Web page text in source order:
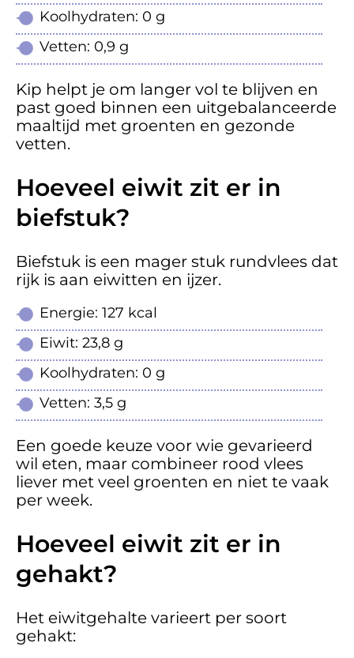
Koolhydraten: 0 g
Vetten: 0,9 g
Kip helpt je om langer vol te blijven en
past goed binnen een uitgebalanceerde
maaltijd met groenten en gezonde
vetten.
Hoeveel eiwit zit er in
biefstuk?
Biefstuk is een mager stuk rundvlees dat
rijk is aan eiwitten en ijzer.
Energie: 127 kcal
Eiwit: 23,8 g
Koolhydraten: 0 g
Vetten: 3,5 g
Een goede keuze voor wie gevarieerd
wil eten, maar combineer rood vlees
liever met veel groenten en niet te vaak
per week.
Hoeveel eiwit zit er in
gehakt?
Het eiwitgehalte varieert per soort
gehakt: